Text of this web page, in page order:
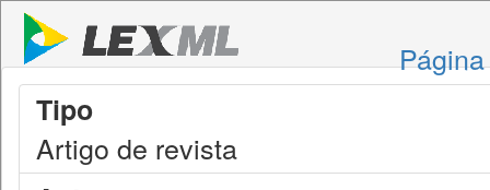
Tipo
Artigo de revista